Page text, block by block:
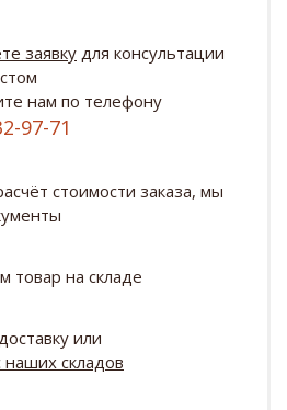
заявку для консультации
нам по телефону
97-71
стоимости заказа, мы
товар на складе
или
наших складов